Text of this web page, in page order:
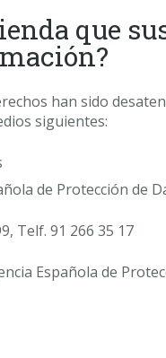
que
han sido
siguientes:
de Protección de
Telf. 91 266 35 17
Española de